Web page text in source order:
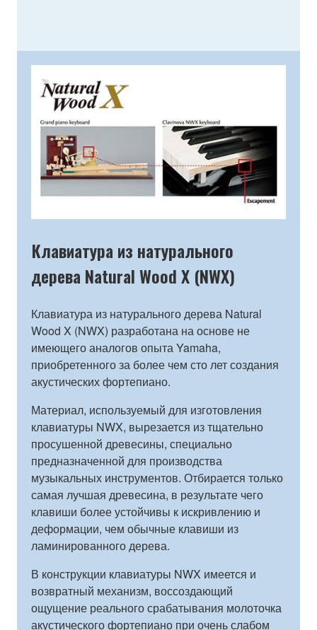
Клавиатура из натурального
дерева Natural Wood X (NWX)
Клавиатура из натурального дерева Natural
Wood X (NWX) разработана на основе не
имеющего аналогов опыта Yamaha,
приобретенного за более чем сто лет создания
акустических фортепиано.
Материал, используемый для изготовления
клавиатуры NWX, вырезается из тщательно
просушенной древесины, специально
предназначенной для производства
музыкальных инструментов. Отбирается только
самая лучшая древесина, в результате чего
клавиши более устойчивы к искривлению и
деформации, чем обычные клавиши из
ламинированного дерева.
В конструкции клавиатуры NWX имеется и
возвратный механизм, воссоздающий
ощущение реального срабатывания молоточка
акустического фортепиано при очень слабом